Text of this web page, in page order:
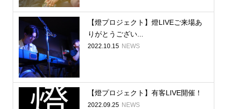
【燈プロジェクト】燈LIVEご来場あ
りがとうござい...
2022.10.15 NEWS
【燈プロジェクト】有客LIVE開催！
2022.09.25 NEWS